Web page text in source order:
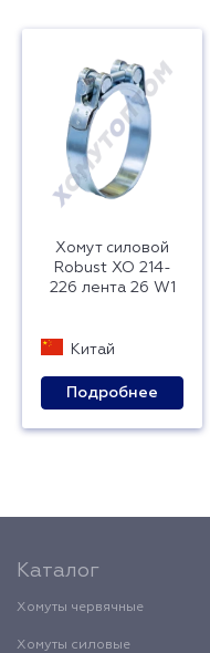
Хомут силовой
Robust ХО 214-
226 лента 26 W1
Китай
Подробнее
Каталог
Хомуты червячные
Хомуты силовые